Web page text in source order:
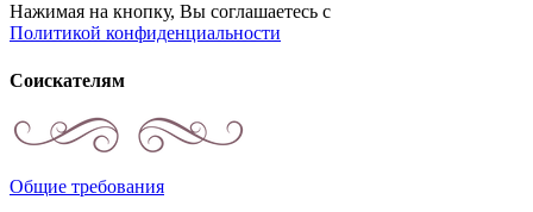
Нажимая на кнопку, Вы соглашаетесь с
Политикой конфиденциальности
Соискателям
Общие требования